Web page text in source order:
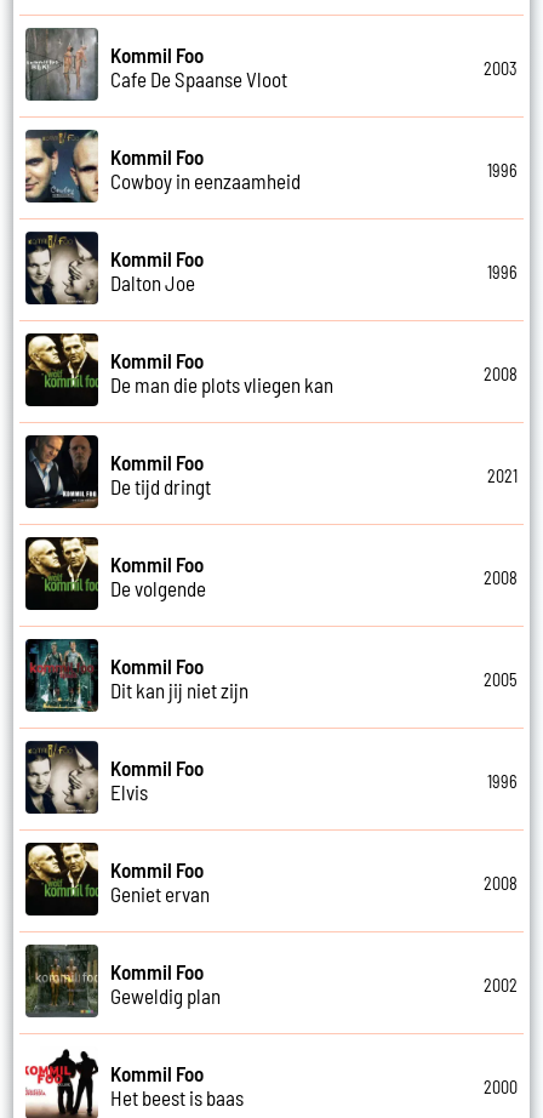
Kommil Foo
Cafe De Spaanse Vloot
2003
Kommil Foo
Cowboy in eenzaamheid
1996
Kommil Foo
Dalton Joe
1996
Kommil Foo
De man die plots vliegen kan
2008
Kommil Foo
De tijd dringt
2021
Kommil Foo
De volgende
2008
Kommil Foo
Dit kan jij niet zijn
2005
Kommil Foo
Elvis
1996
Kommil Foo
Geniet ervan
2008
Kommil Foo
Geweldig plan
2002
Kommil Foo
Het beest is baas
2000